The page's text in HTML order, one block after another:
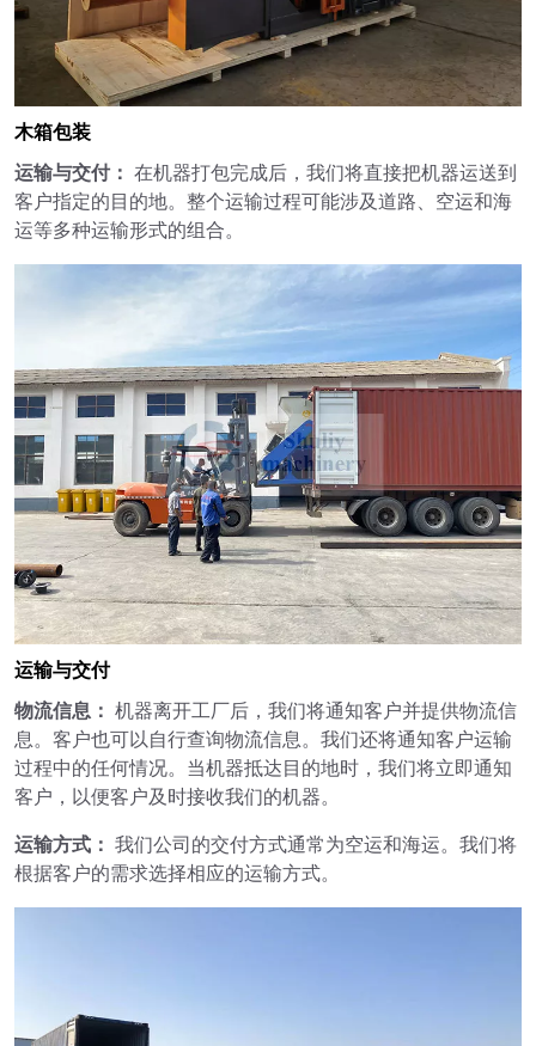
木箱包装
运输与交付： 在机器打包完成后，我们将直接把机器运送到
客户指定的目的地。整个运输过程可能涉及道路、空运和海
运等多种运输形式的组合。
运输与交付
物流信息： 机器离开工厂后，我们将通知客户并提供物流信
息。客户也可以自行查询物流信息。我们还将通知客户运输
过程中的任何情况。当机器抵达目的地时，我们将立即通知
客户，以便客户及时接收我们的机器。
运输方式： 我们公司的交付方式通常为空运和海运。我们将
根据客户的需求选择相应的运输方式。